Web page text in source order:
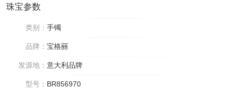
珠宝参数
类别： 手镯
品牌： 宝格丽
发源地： 意大利品牌
型号： BR856970